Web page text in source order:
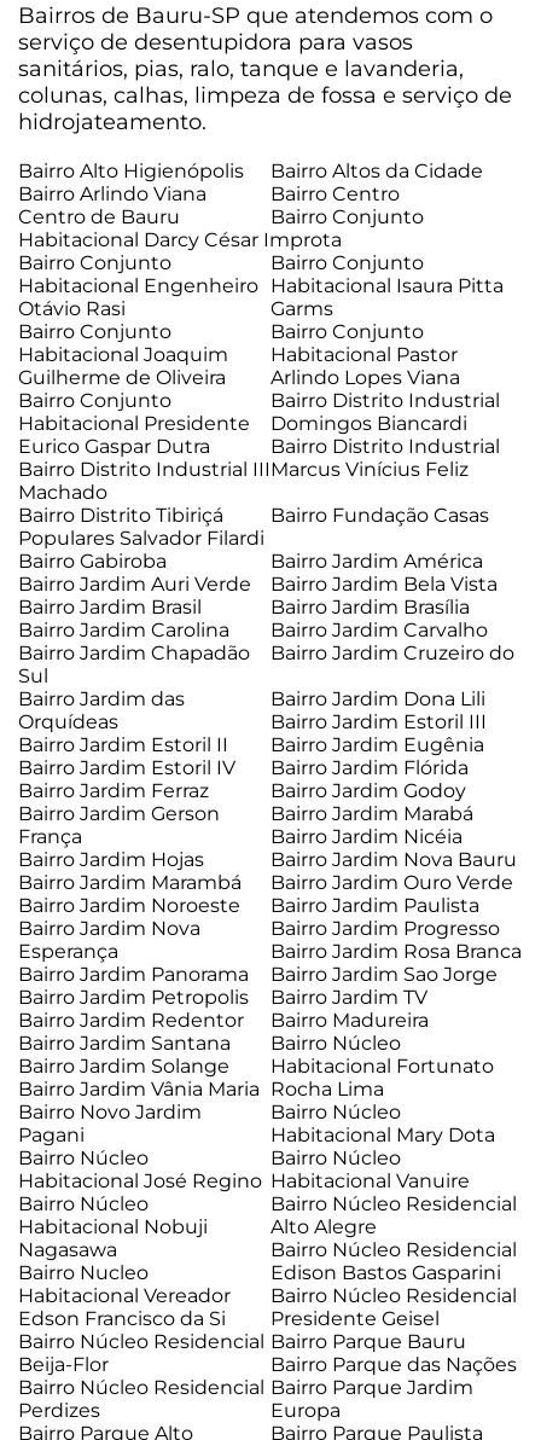
Bairros de Bauru-SP que atendemos com o
serviço de desentupidora para vasos
sanitários, pias, ralo, tanque e lavanderia,
colunas, calhas, limpeza de fossa e serviço de
hidrojateamento.
Bairro Alto Higienópolis
Bairro Altos da Cidade
Bairro Arlindo Viana
Bairro Centro
Centro de Bauru
Bairro Conjunto
Habitacional Darcy César Improta
Bairro Conjunto
Habitacional Engenheiro
Otávio Rasi
Bairro Conjunto
Habitacional Isaura Pitta
Garms
Bairro Conjunto
Habitacional Joaquim
Guilherme de Oliveira
Bairro Conjunto
Habitacional Pastor
Arlindo Lopes Viana
Bairro Conjunto
Habitacional Presidente
Eurico Gaspar Dutra
Bairro Distrito Industrial
Domingos Biancardi
Bairro Distrito Industrial III
Bairro Distrito Industrial
Marcus Vinícius Feliz
Machado
Bairro Distrito Tibiriçá
Bairro Fundação Casas
Populares Salvador Filardi
Bairro Gabiroba
Bairro Jardim América
Bairro Jardim Auri Verde
Bairro Jardim Bela Vista
Bairro Jardim Brasil
Bairro Jardim Brasília
Bairro Jardim Carolina
Bairro Jardim Carvalho
Bairro Jardim Chapadão
Bairro Jardim Cruzeiro do
Sul
Bairro Jardim das
Orquídeas
Bairro Jardim Dona Lili
Bairro Jardim Estoril II
Bairro Jardim Estoril III
Bairro Jardim Estoril IV
Bairro Jardim Eugênia
Bairro Jardim Ferraz
Bairro Jardim Flórida
Bairro Jardim Gerson
França
Bairro Jardim Godoy
Bairro Jardim Hojas
Bairro Jardim Marabá
Bairro Jardim Marambá
Bairro Jardim Nicéia
Bairro Jardim Noroeste
Bairro Jardim Nova Bauru
Bairro Jardim Nova
Esperança
Bairro Jardim Ouro Verde
Bairro Jardim Panorama
Bairro Jardim Paulista
Bairro Jardim Petropolis
Bairro Jardim Progresso
Bairro Jardim Redentor
Bairro Jardim Rosa Branca
Bairro Jardim Santana
Bairro Jardim Sao Jorge
Bairro Jardim Solange
Bairro Jardim TV
Bairro Jardim Vânia Maria
Bairro Madureira
Bairro Novo Jardim
Pagani
Bairro Núcleo
Habitacional Fortunato
Rocha Lima
Bairro Núcleo
Habitacional José Regino
Bairro Núcleo
Habitacional Mary Dota
Bairro Núcleo
Habitacional Nobuji
Nagasawa
Bairro Núcleo
Habitacional Vanuire
Bairro Nucleo
Habitacional Vereador
Edson Francisco da Si
Bairro Núcleo Residencial
Alto Alegre
Bairro Núcleo Residencial
Beija-Flor
Bairro Núcleo Residencial
Edison Bastos Gasparini
Bairro Núcleo Residencial
Perdizes
Bairro Núcleo Residencial
Presidente Geisel
Bairro Parque Alto
Bairro Parque Bauru
Bairro Parque das Nações
Bairro Parque Jardim
Europa
Bairro Parque Paulista